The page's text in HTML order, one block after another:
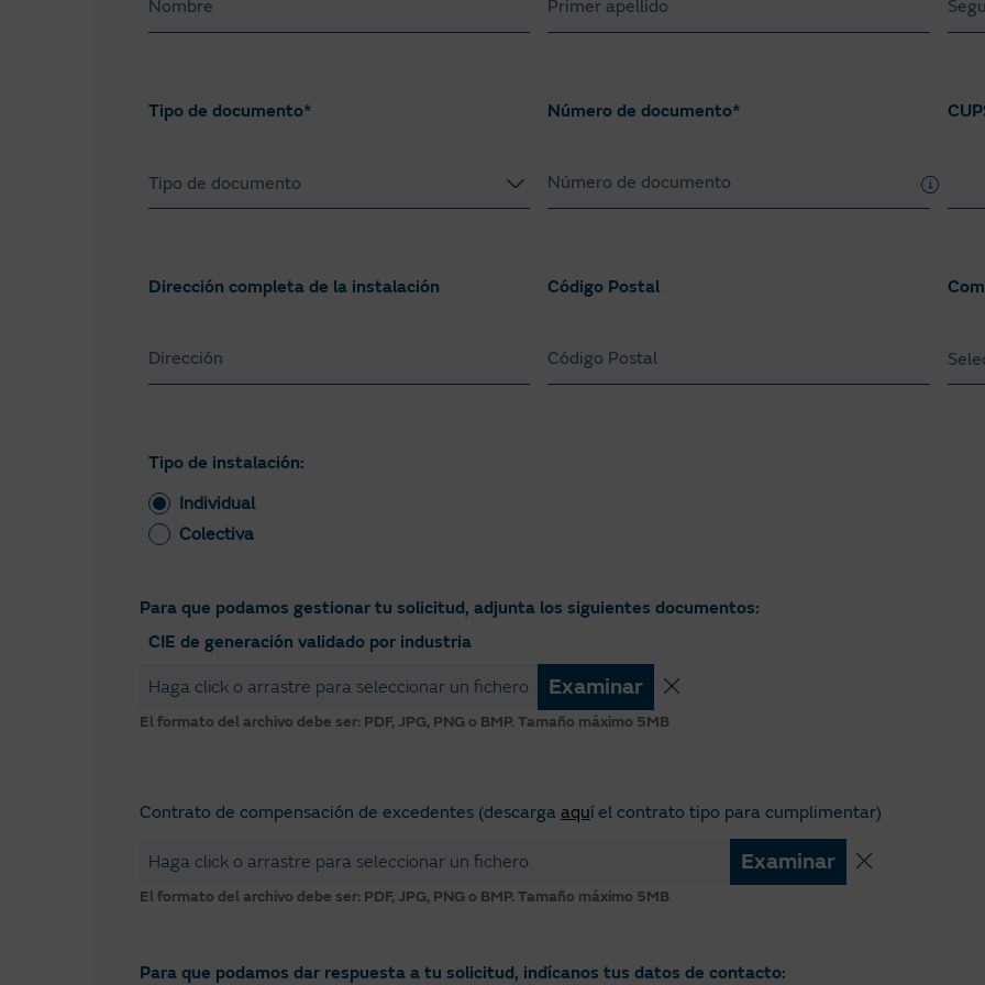
generado excedentes encontrarás en tu factura este concepto, el número de
descontar en el periodo facturado. Y recuerda, al mes siguiente se empezarán a
Tipo de documento*
Tipo de documento
Número de documento*
Dirección completa de la instalación Código Postal
Tipo de instalación:
Individual
Colectiva
Para que podamos gestionar tu solicitud, adjunta los siguientes documentos:
CIE de generación validado por industria
Haga click o arrastre para seleccionar un fichero Examinar
El formato del archivo debe ser: PDF, JPG, PNG o BMP.Tamaño máximo 5MB
Contrato de compensación de excedentes (descarga aquí el contrato tipo para cumplimentar)
Haga click o arrastre para seleccionar un fichero Examinar
El formato del archivo debe ser: PDF, JPG, PNG o BMP.Tamaño máximo 5MB
Para que podamos dar respuesta a tu solicitud, indícanos tus datos de contacto: